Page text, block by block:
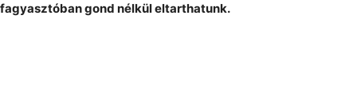
fagyasztóban gond nélkül eltarthatunk.